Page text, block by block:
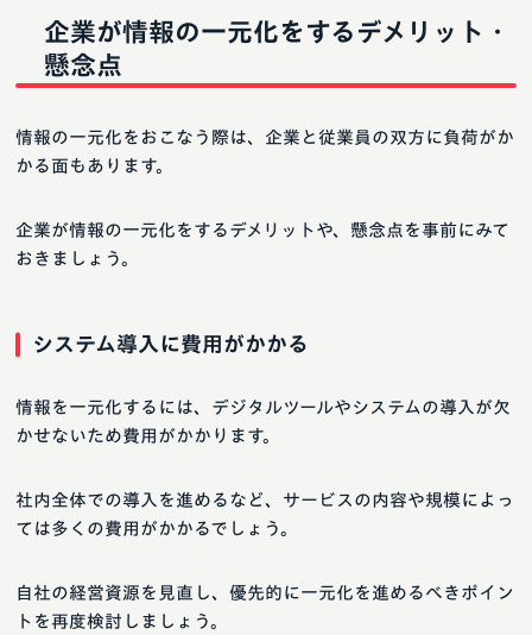
企業が情報の一元化をするデメリット・
懸念点
情報の一元化をおこなう際は、企業と従業員の双方に負荷がか
かる面もあります。
企業が情報の一元化をするデメリットや、懸念点を事前にみて
おきましょう。
システム導入に費用がかかる
情報を一元化するには、デジタルツールやシステムの導入が欠
かせないため費用がかかります。
社内全体での導入を進めるなど、サービスの内容や規模によっ
ては多くの費用がかかるでしょう。
自社の経営資源を見直し、優先的に一元化を進めるべきポイン
トを再度検討しましょう。